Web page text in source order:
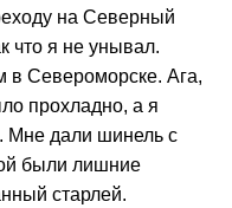
на Северный
что я не унывал.
в Североморске. Ага,
прохладно, а я
Мне дали шинель с
были лишние
старлей.